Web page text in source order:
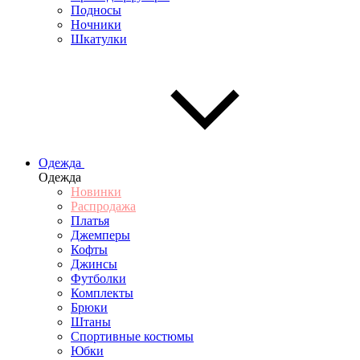
Подносы
Ночники
Шкатулки
Одежда
Одежда
Новинки
Распродажа
Платья
Джемперы
Кофты
Джинсы
Футболки
Комплекты
Брюки
Штаны
Спортивные костюмы
Юбки